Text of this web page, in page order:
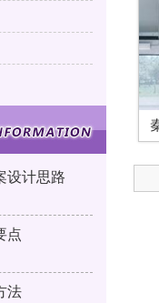
设计思路
点
法